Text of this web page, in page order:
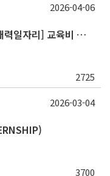
[한국HRD기업협회] [2026 서울시 매력일자리] 교육비 전액 무료 + 인턴십 연계 교육
2725
2026-04-06
3700
2026-03-04